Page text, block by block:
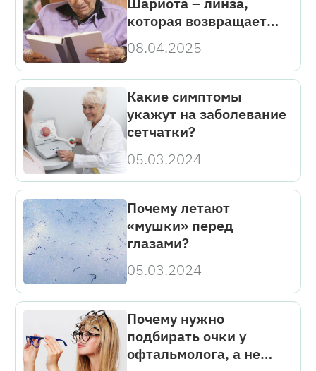
которая возвращает
08.04.2025
Какие симптомы
укажут на заболевание
сетчатки?
05.03.2024
Почему летают
«мушки» перед
глазами?
05.03.2024
Почему нужно
подбирать очки у
офтальмолога, а не